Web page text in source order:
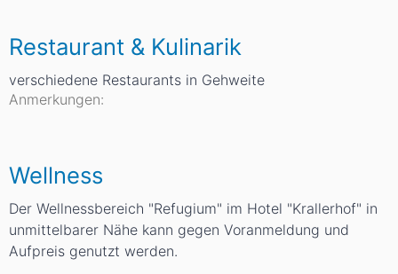
Restaurant & Kulinarik
verschiedene Restaurants in Gehweite
Anmerkungen:
Wellness
Der Wellnessbereich "Refugium" im Hotel "Krallerhof" in
unmittelbarer Nähe kann gegen Voranmeldung und
Aufpreis genutzt werden.